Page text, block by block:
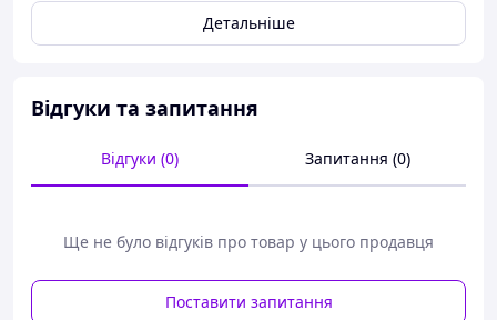
житлових приміщень. Наприклад, освітлюйте непрямо
шафу, стіну, край ліжка, кухонний гарнітур або
обрізати ножицями через кожні 5 см на передбачених
позначках, а завдяки вбудованій клейкій смузі її можна
Детальніше
Відгуки та запитання
Відгуки (0) Запитання (0)
Ще не було відгуків про товар у цього продавця
Поставити запитання